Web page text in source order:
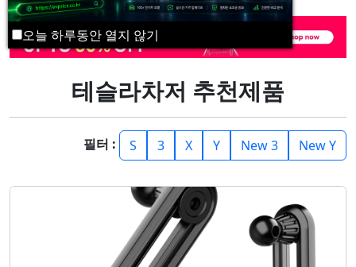
오늘 하루동안 열지 않기
테슬라차저 추천제품
필터 : S 3 X Y New 3 New Y